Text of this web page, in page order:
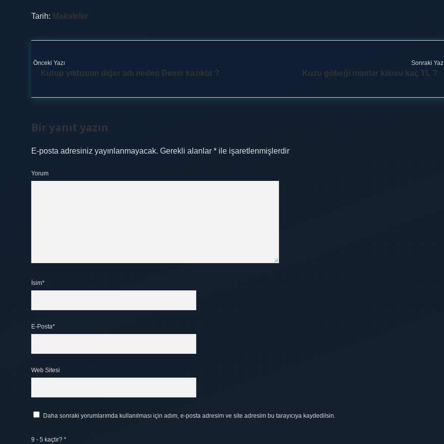
Tarih: Makaleler
Önceki Yazı
Kutup yıldızının diğer adı neden Demir kazıktır ?
Sonraki
Kuzu göbeği mantar kilosu kaç TL ?
Bir yanıt yazın
E-posta adresiniz yayınlanmayacak. Gerekli alanlar * ile işaretlenmişlerdir
Yorum
İsim*
E-Posta*
Web Sitesi
Daha sonraki yorumlarımda kullanılması için adım, e-posta adresim ve site adresim bu tarayıcıya kaydedilsin.
9 - 5 kaçtır? *